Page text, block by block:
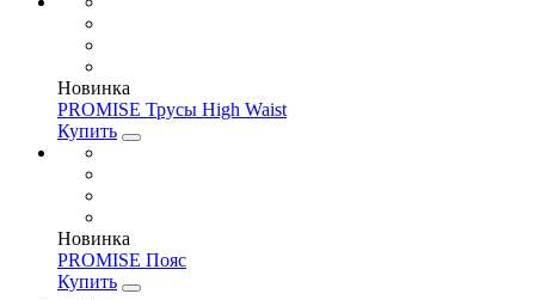
Новинка
PROMISE Трусы High Waist
Купить
Новинка
PROMISE Пояс
Купить